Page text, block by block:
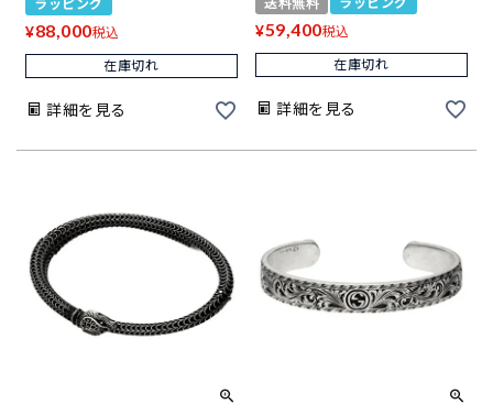
ラッピング
¥88,000税込
在庫切れ
詳細を見る
¥59,400税込
在庫切れ
詳細を見る